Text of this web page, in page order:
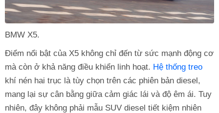
BMW X5.
Điểm nổi bật của X5 không chỉ đến từ sức mạnh động cơ
mà còn ở khả năng điều khiển linh hoạt. Hệ thống treo
khí nén hai trục là tùy chọn trên các phiên bản diesel,
mang lại sự cân bằng giữa cảm giác lái và độ êm ái. Tuy
nhiên, đây không phải mẫu SUV diesel tiết kiệm nhiên